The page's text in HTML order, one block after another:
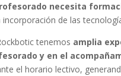
necesita
incorporación de las
tenemos amplia
y en el
el horario lectivo,